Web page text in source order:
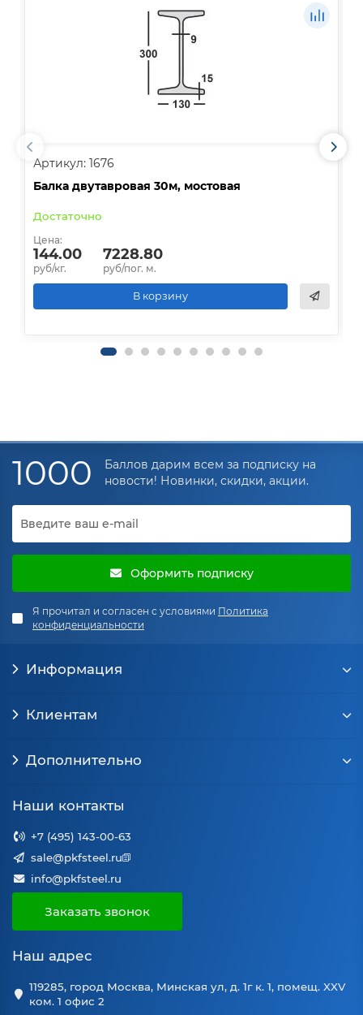
Артикул: 1676
Балка двутавровая 30м, мостовая
Достаточно
Цена:
144.00
руб/кг.
7228.80
руб/пог. м.
В корзину
1000
Баллов дарим всем за подписку на
новости! Новинки, скидки, акции.
Оформить подписку
Я прочитал и согласен с условиями Политика
конфиденциальности
Информация
Клиентам
Дополнительно
Наши контакты
+7 (495) 143-00-63
sale@pkfsteel.ru
info@pkfsteel.ru
Заказать звонок
Наш адрес
119285, город Москва, Минская ул, д. 1г к. 1, помещ. XXV
ком. 1 офис 2